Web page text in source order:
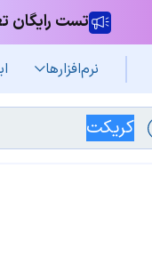
تست رایگان
نرم‌افزار‌ها